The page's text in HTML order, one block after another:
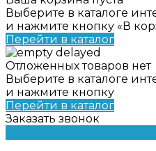
Выберите в каталоге
и нажмите кнопку «В
Перейти в каталог
Отложенных товаров нет
Выберите в каталоге
и нажмите кнопку
Перейти в каталог
Заказать звонок